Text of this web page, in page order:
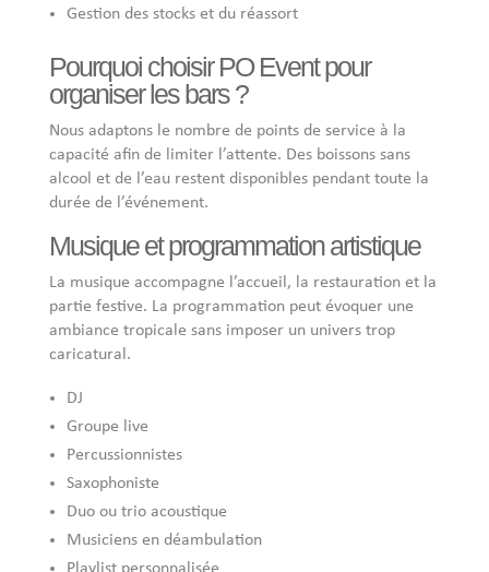
Gestion des stocks et du réassort
Pourquoi choisir PO Event pour
organiser les bars ?
Nous adaptons le nombre de points de service à la
capacité afin de limiter l’attente. Des boissons sans
alcool et de l’eau restent disponibles pendant toute la
durée de l’événement.
Musique et programmation artistique
La musique accompagne l’accueil, la restauration et la
partie festive. La programmation peut évoquer une
ambiance tropicale sans imposer un univers trop
caricatural.
DJ
Groupe live
Percussionnistes
Saxophoniste
Duo ou trio acoustique
Musiciens en déambulation